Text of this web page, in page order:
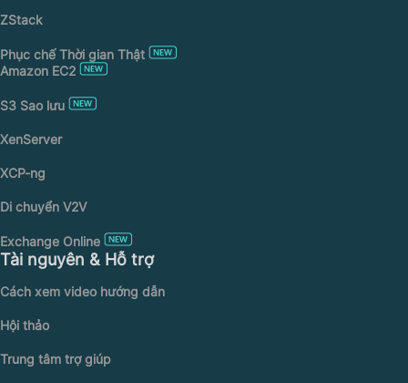
ZStack
Phục chế Thời gian Thật
Amazon EC2
S3 Sao lưu
XenServer
XCP-ng
Di chuyển V2V
Exchange Online
Tài nguyên & Hỗ trợ
Cách xem video hướng dẫn
Hội thảo
Trung tâm trợ giúp